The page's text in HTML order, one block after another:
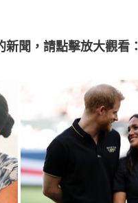
聞，請點擊放大觀看：